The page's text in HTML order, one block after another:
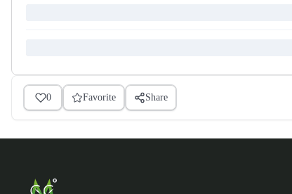
0 Favorite Share